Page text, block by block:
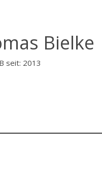
Bielke
seit: 2013